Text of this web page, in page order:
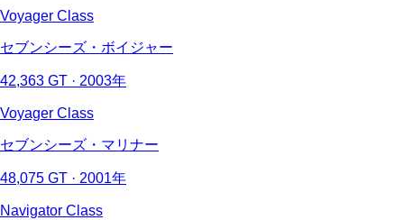
Voyager Class
セブンシーズ・ボイジャー
42,363 GT · 2003年
Voyager Class
セブンシーズ・マリナー
48,075 GT · 2001年
Navigator Class